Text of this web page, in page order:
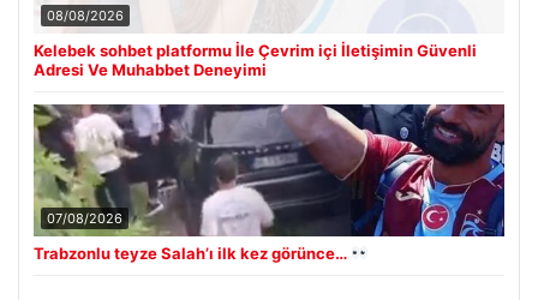
08/08/2026
Kelebek sohbet platformu İle Çevrim içi İletişimin Güvenli
Adresi Ve Muhabbet Deneyimi
07/08/2026
Trabzonlu teyze Salah’ı ilk kez görünce…